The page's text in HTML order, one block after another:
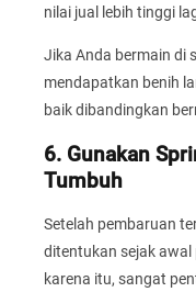
nilai jual lebih tinggi
Jika Anda bermain di
mendapatkan benih
baik dibandingkan
6. Gunakan
Tumbuh
Setelah pembaruan
ditentukan sejak awal
karena itu, sangat